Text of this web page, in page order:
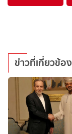
ข่าวที่เกี่ยวข้อง